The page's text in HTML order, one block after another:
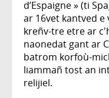
d’Espaigne » (ti
ar 16vet kantved
kreñv-tre etre ar
naonedat gant ar
batrom korfoù-
liammañ tost an
relijiel.